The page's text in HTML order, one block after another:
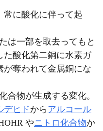
に酸化に伴って起
は一部を取去ってもと
た酸化第二銅に水素ガ
が奪われて金属銅にな
合物が生成する変化。
デヒドから アルコール
やニトロ化合物か